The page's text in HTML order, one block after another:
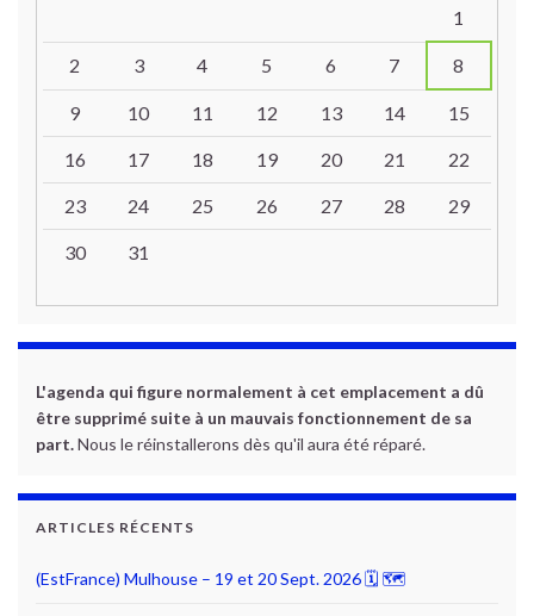
1
2 3 4 5 6 7 8
9 10 11 12 13 14 15
16 17 18 19 20 21 22
23 24 25 26 27 28 29
30 31
L'agenda qui figure normalement à cet emplacement a dû
être supprimé suite à un mauvais fonctionnement de sa
part.Nous le réinstallerons dès qu'il aura été réparé.
ARTICLES RÉCENTS
(EstFrance) Mulhouse – 19 et 20 Sept. 2026 🗓 🗺